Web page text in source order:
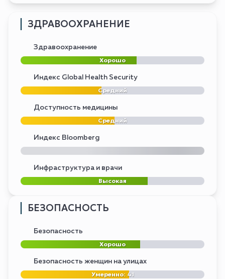
ЗДРАВООХРАНЕНИЕ
Здравоохранение
Хорошо
Индекс Global Health Security
Средний
Доступность медицины
Средний
Индекс Bloomberg
Инфраструктура и врачи
Высокая
БЕЗОПАСНОСТЬ
Безопасность
Хорошо
Безопасность женщин на улицах
Умеренно: 41